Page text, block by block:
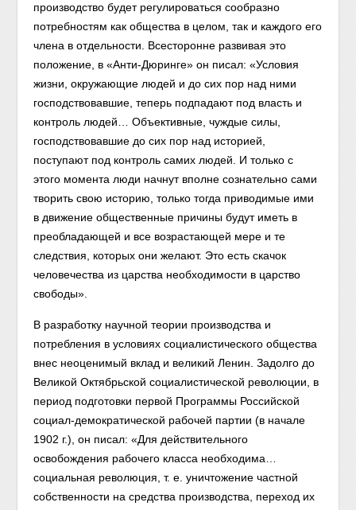
производство будет регулироваться сообразно
потребностям как общества в целом, так и каждого его
члена в отдельности. Всесторонне развивая это
положение, в «Анти-Дюринге» он писал: «Условия
жизни, окружающие людей и до сих пор над ними
господствовавшие, теперь подпадают под власть и
контроль людей… Объективные, чуждые силы,
господствовавшие до сих пор над историей,
поступают под контроль самих людей. И только с
этого момента люди начнут вполне сознательно сами
творить свою историю, только тогда приводимые ими
в движение общественные причины будут иметь в
преобладающей и все возрастающей мере и те
следствия, которых они желают. Это есть скачок
человечества из царства необходимости в царство
свободы».
В разработку научной теории производства и
потребления в условиях социалистического общества
внес неоценимый вклад и великий Ленин. Задолго до
Великой Октябрьской социалистической революции, в
период подготовки первой Программы Российской
социал-демократической рабочей партии (в начале
1902 г.), он писал: «Для действительного
освобождения рабочего класса необходима…
социальная революция, т. е. уничтожение частной
собственности на средства производства, переход их